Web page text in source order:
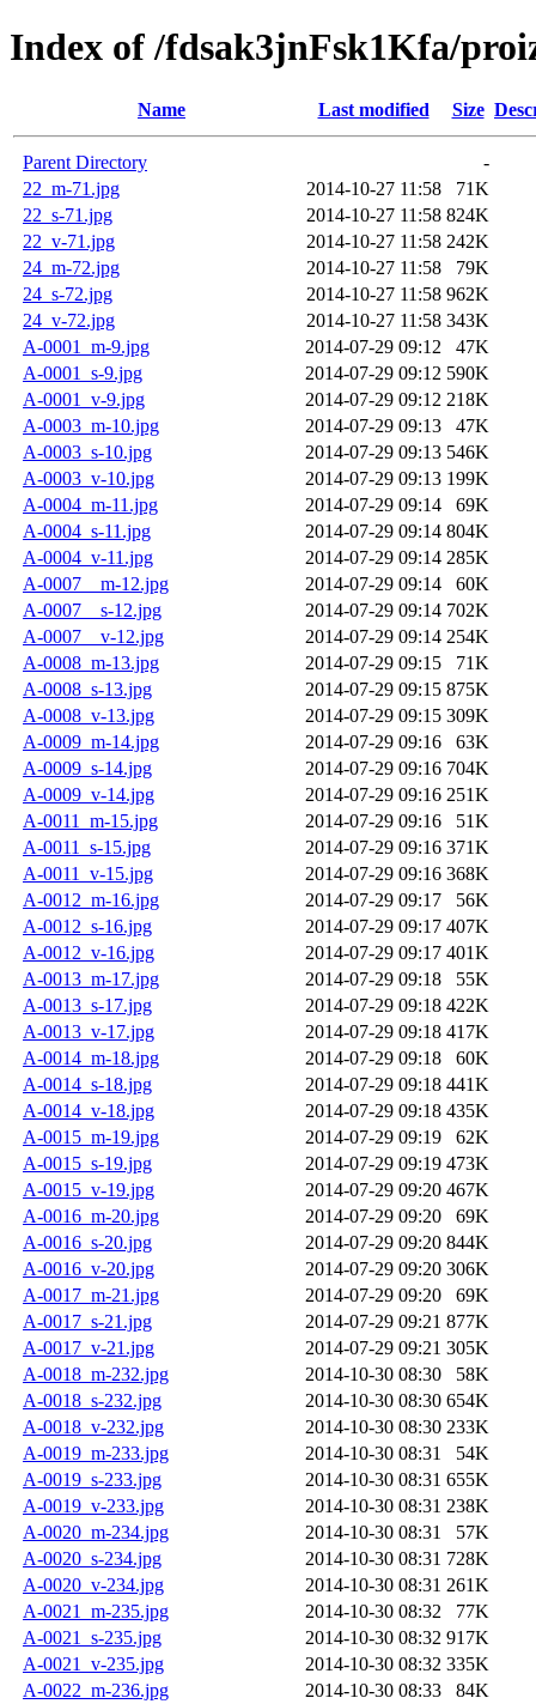
Index of /fdsak3jnFsk1Kfa/
Name Last modified Size
Parent Directory
-
22_m-71.jpg
2014-10-27 11:58
71K
22_s-71.jpg
2014-10-27 11:58 824K
22_v-71.jpg
2014-10-27 11:58 242K
24_m-72.jpg
2014-10-27 11:58
79K
24_s-72.jpg
2014-10-27 11:58 962K
24_v-72.jpg
2014-10-27 11:58 343K
A-0001_m-9.jpg
2014-07-29 09:12
47K
A-0001_s-9.jpg
2014-07-29 09:12 590K
A-0001_v-9.jpg
2014-07-29 09:12 218K
A-0003_m-10.jpg
2014-07-29 09:13
47K
A-0003_s-10.jpg
2014-07-29 09:13 546K
A-0003_v-10.jpg
2014-07-29 09:13 199K
A-0004_m-11.jpg
2014-07-29 09:14
69K
A-0004_s-11.jpg
2014-07-29 09:14 804K
A-0004_v-11.jpg
2014-07-29 09:14 285K
A-0007__m-12.jpg
2014-07-29 09:14
60K
A-0007__s-12.jpg
2014-07-29 09:14 702K
A-0007__v-12.jpg
2014-07-29 09:14 254K
A-0008_m-13.jpg
2014-07-29 09:15
71K
A-0008_s-13.jpg
2014-07-29 09:15 875K
A-0008_v-13.jpg
2014-07-29 09:15 309K
A-0009_m-14.jpg
2014-07-29 09:16
63K
A-0009_s-14.jpg
2014-07-29 09:16 704K
A-0009_v-14.jpg
2014-07-29 09:16 251K
A-0011_m-15.jpg
2014-07-29 09:16
51K
A-0011_s-15.jpg
2014-07-29 09:16 371K
A-0011_v-15.jpg
2014-07-29 09:16 368K
A-0012_m-16.jpg
2014-07-29 09:17
56K
A-0012_s-16.jpg
2014-07-29 09:17 407K
A-0012_v-16.jpg
2014-07-29 09:17 401K
A-0013_m-17.jpg
2014-07-29 09:18
55K
A-0013_s-17.jpg
2014-07-29 09:18 422K
A-0013_v-17.jpg
2014-07-29 09:18 417K
A-0014_m-18.jpg
2014-07-29 09:18
60K
A-0014_s-18.jpg
2014-07-29 09:18 441K
A-0014_v-18.jpg
2014-07-29 09:18 435K
A-0015_m-19.jpg
2014-07-29 09:19
62K
A-0015_s-19.jpg
2014-07-29 09:19 473K
A-0015_v-19.jpg
2014-07-29 09:20 467K
A-0016_m-20.jpg
2014-07-29 09:20
69K
A-0016_s-20.jpg
2014-07-29 09:20 844K
A-0016_v-20.jpg
2014-07-29 09:20 306K
A-0017_m-21.jpg
2014-07-29 09:20
69K
A-0017_s-21.jpg
2014-07-29 09:21 877K
A-0017_v-21.jpg
2014-07-29 09:21 305K
A-0018_m-232.jpg
2014-10-30 08:30
58K
A-0018_s-232.jpg
2014-10-30 08:30 654K
A-0018_v-232.jpg
2014-10-30 08:30 233K
A-0019_m-233.jpg
2014-10-30 08:31
54K
A-0019_s-233.jpg
2014-10-30 08:31 655K
A-0019_v-233.jpg
2014-10-30 08:31 238K
A-0020_m-234.jpg
2014-10-30 08:31
57K
A-0020_s-234.jpg
2014-10-30 08:31 728K
A-0020_v-234.jpg
2014-10-30 08:31 261K
A-0021_m-235.jpg
2014-10-30 08:32
77K
A-0021_s-235.jpg
2014-10-30 08:32 917K
A-0021_v-235.jpg
2014-10-30 08:32 335K
A-0022_m-236.jpg
2014-10-30 08:33
84K